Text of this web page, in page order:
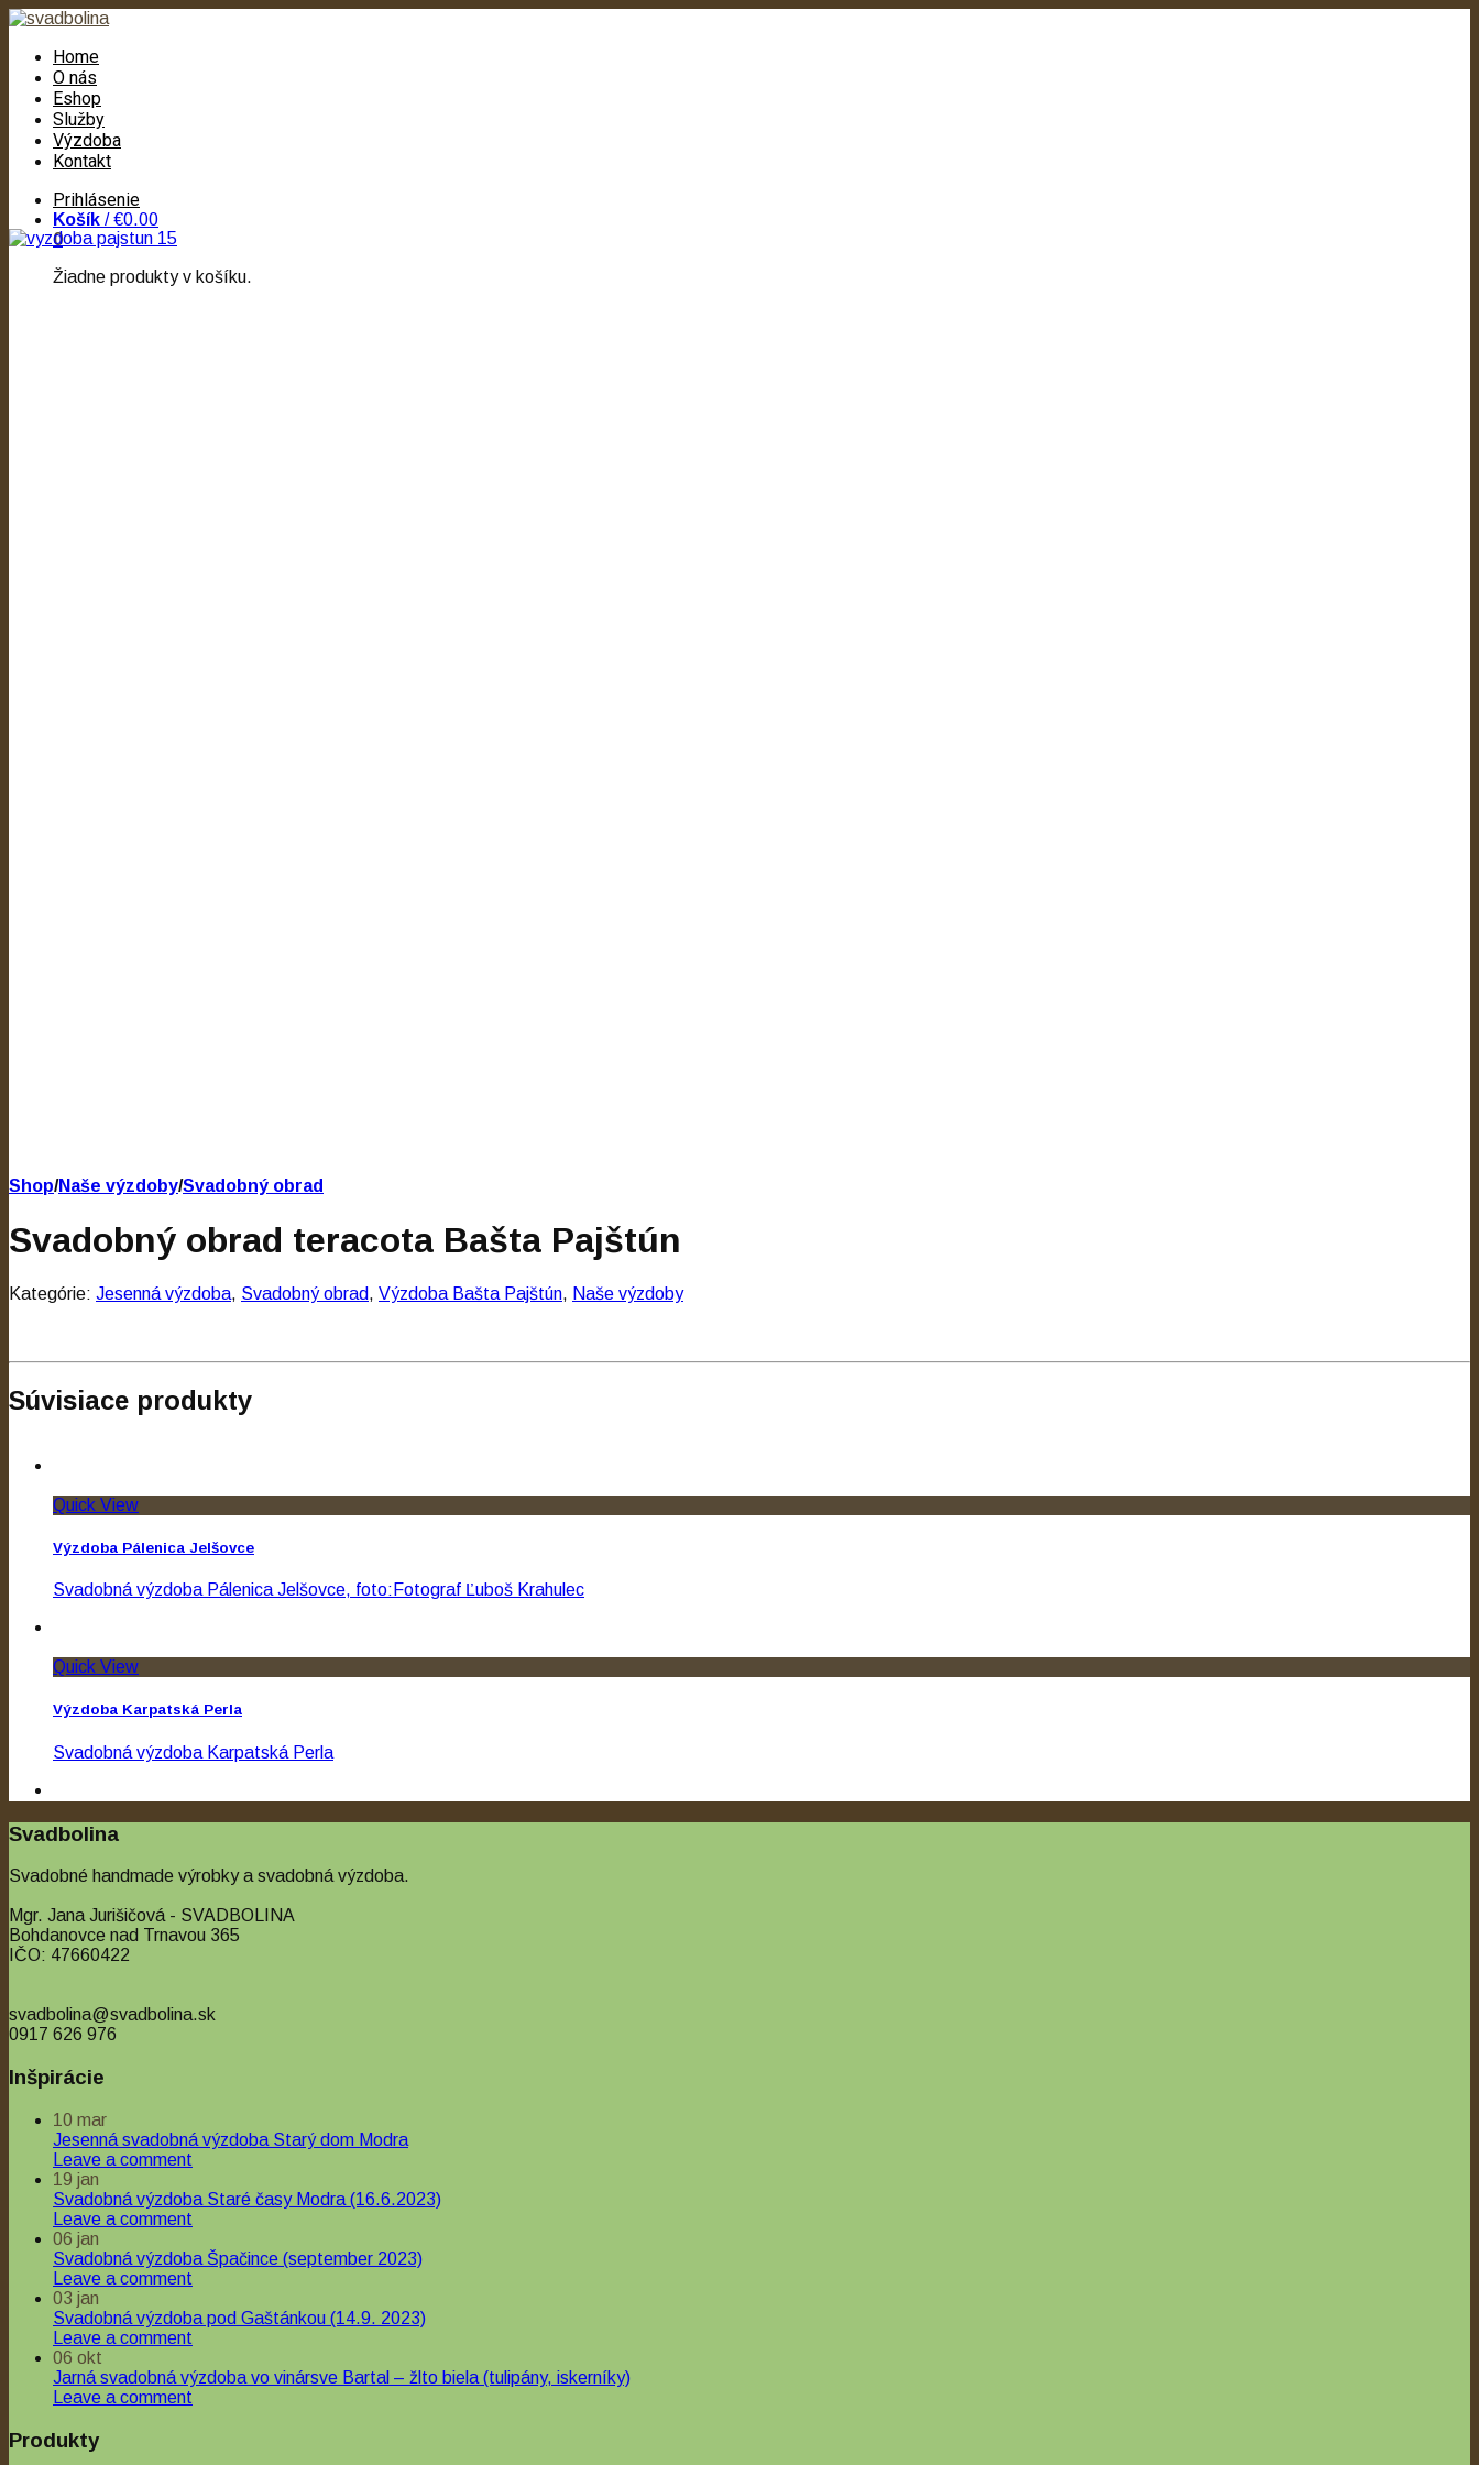
Home
O nás
Eshop
Služby
Výzdoba
Kontakt
Prihlásenie
Košík /€0.00
0
Žiadne produkty v košíku.
Shop/Naše výzdoby/Svadobný obrad
Svadobný obrad teracota Bašta Pajštún
Kategórie: Jesenná výzdoba, Svadobný obrad, Výzdoba Bašta Pajštún, Naše výzdoby
Súvisiace produkty
Quick View
Výzdoba Pálenica Jelšovce
Svadobná výzdoba Pálenica Jelšovce, foto:Fotograf Ľuboš Krahulec
Quick View
Výzdoba Karpatská Perla
Svadobná výzdoba Karpatská Perla
Quick View
Výzdoba Neco Winery
Svadba Neco Winery – ľudová výzdoba
Svadbolina
Svadobné handmade výrobky a svadobná výzdoba.
Mgr. Jana Jurišičová - SVADBOLINA
Bohdanovce nad Trnavou 365
IČO: 47660422
svadbolina@svadbolina.sk
0917 626 976
Inšpirácie
10 mar
Jesenná svadobná výzdoba Starý dom Modra
Leave a comment
19 jan
Svadobná výzdoba Staré časy Modra (16.6.2023)
Leave a comment
06 jan
Svadobná výzdoba Špačince (september 2023)
Leave a comment
03 jan
Svadobná výzdoba pod Gaštánkou (14.9. 2023)
Leave a comment
06 okt
Jarná svadobná výzdoba vo vinársve Bartal – žlto biela (tulipány, iskerníky)
Leave a comment
Produkty